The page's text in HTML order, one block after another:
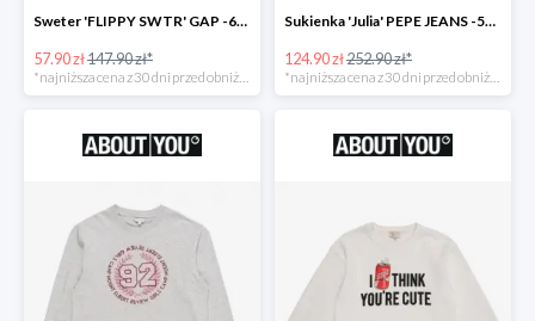
Sweter 'FLIPPY SWTR' GAP -61%
57.90 zł147.90 zł*
Sukienka 'Julia' PEPE JEANS -51%
124.90 zł252.90 zł*